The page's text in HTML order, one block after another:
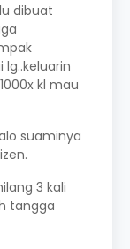
dibuat
kl mau
suaminya
3 kali
tangga